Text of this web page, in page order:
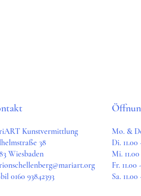
Kunstvermittlung
38
Wiesbaden
0160 93842393
Mo. &
Di.
Mi.
Fr.
Sa.